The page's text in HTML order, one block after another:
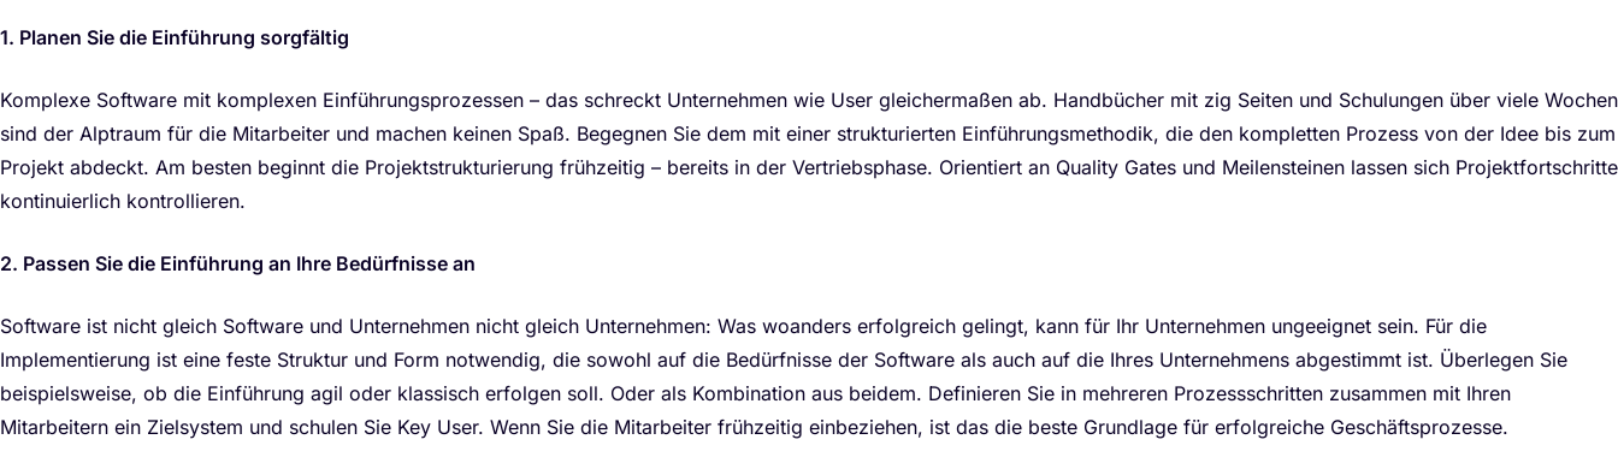
1. Planen Sie die Einführung sorgfältig
Komplexe Software mit komplexen Einführungsprozessen – das schreckt Unternehmen wie User gleichermaßen ab. Handbücher mit zig Seiten und Schulungen über viele Wochen
sind der Alptraum für die Mitarbeiter und machen keinen Spaß. Begegnen Sie dem mit einer strukturierten Einführungsmethodik, die den kompletten Prozess von der Idee bis zum
Projekt abdeckt. Am besten beginnt die Projektstrukturierung frühzeitig – bereits in der Vertriebsphase. Orientiert an Quality Gates und Meilensteinen lassen sich Projektfortschritte
kontinuierlich kontrollieren.
2. Passen Sie die Einführung an Ihre Bedürfnisse an
Software ist nicht gleich Software und Unternehmen nicht gleich Unternehmen: Was woanders erfolgreich gelingt, kann für Ihr Unternehmen ungeeignet sein. Für die
Implementierung ist eine feste Struktur und Form notwendig, die sowohl auf die Bedürfnisse der Software als auch auf die Ihres Unternehmens abgestimmt ist. Überlegen Sie
beispielsweise, ob die Einführung agil oder klassisch erfolgen soll. Oder als Kombination aus beidem. Definieren Sie in mehreren Prozessschritten zusammen mit Ihren
Mitarbeitern ein Zielsystem und schulen Sie Key User. Wenn Sie die Mitarbeiter frühzeitig einbeziehen, ist das die beste Grundlage für erfolgreiche Geschäftsprozesse.